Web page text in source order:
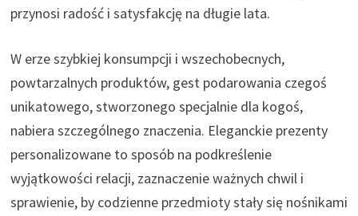
przynosi radość i satysfakcję na długie lata.
W erze szybkiej konsumpcji i wszechobecnych,
powtarzalnych produktów, gest podarowania czegoś
unikatowego, stworzonego specjalnie dla kogoś,
nabiera szczególnego znaczenia. Eleganckie prezenty
personalizowane to sposób na podkreślenie
wyjątkowości relacji, zaznaczenie ważnych chwil i
sprawienie, by codzienne przedmioty stały się nośnikami